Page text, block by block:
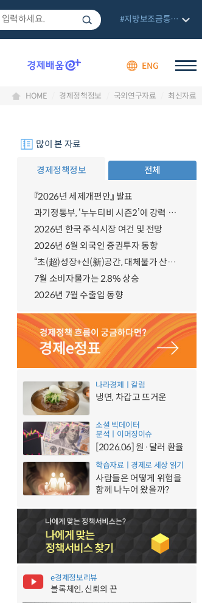
ENG
#지방보조금통합관리망
HOME 경제정책정보 국외연구자료 최신자료
많이 본 자료
경제정책정보 전체
『2026년 세제개편안』 발표
과기정통부, ‘누누티비 시즌2’에 강력 대응 의지 밝혀
2026년 한국 주식시장 여건 및 전망
2026년 6월 외국인 증권투자 동향
“초(超)성장+신(新)공간, 대체불가 산업강국”
7월 소비자물가는 2.8% 상승
2026년 7월 수출입 동향
나라경제ㅣ칼럼
냉면, 차갑고 뜨거운
소셜 빅데이터
분석ㅣ이머징이슈
[2026.06] 원·달러 환율
학습자료ㅣ경제로 세상 읽기
사람들은 어떻게 위험을
함께 나누어 왔을까?
e경제정보리뷰
블록체인, 신뢰의 끈